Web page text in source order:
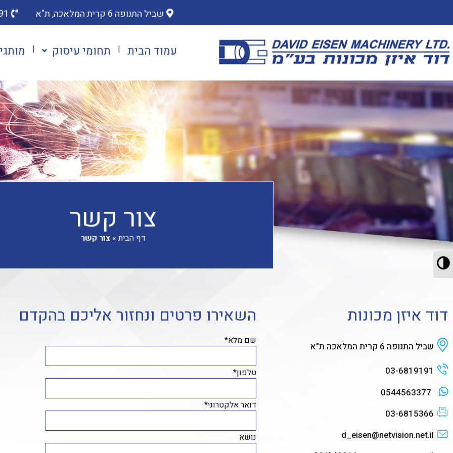
מתג ניגודיות גבוהה
שביל התנופה 6 קרית המלאכה, ת"א
עמוד הבית תחומי עיסוק
צור קשר
דף הבית» צור קשר
דוד איזן מכונות
כתובתשביל התנופה 6 קרית המלאכה ת"א
מספר טלפון
03-6819191
מספר וואטצאפ
0544563377
מספר פקס
03-6815366
כתובת דואר אלקטרוני
d_eisen@netvision.net.il
השאירו פרטים ונחזור אליכם בהקדם
שם מלא*
טלפון*
דואר אלקטרוני*
נושא